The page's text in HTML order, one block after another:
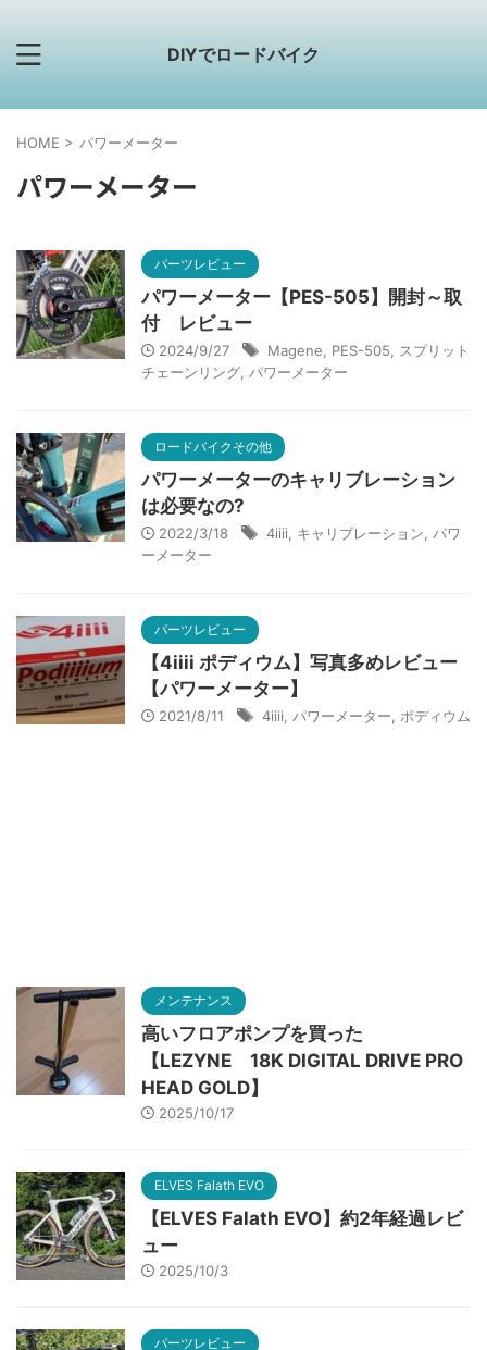
DIYでロードバイク
HOME > パワーメーター
パワーメーター
パーツレビュー
パワーメーター【PES-505】開封～取
付 レビュー
2024/9/27 Magene PES-505
スプリット
チェーンリング パワーメーター
ロードバイクその他
パワーメーターのキャリブレーション
は必要なの?
2022/3/18 4iiii キャリブレーション
パワ
ーメーター
パーツレビュー
【4iiii ポディウム】写真多めレビュー
【パワーメーター】
2021/8/11 4iiii パワーメーター ポディウム
メンテナンス
高いフロアポンプを買った
【LEZYNE 18K DIGITAL DRIVE PRO
HEAD GOLD】
2025/10/17
ELVES Falath EVO
【ELVES Falath EVO】約2年経過レビ
ュー
2025/10/3
パーツレビュー